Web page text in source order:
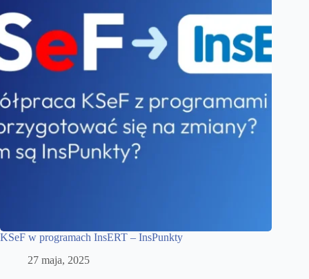
KSeF w programach InsERT – InsPunkty
27 maja, 2025